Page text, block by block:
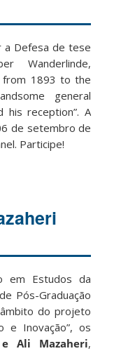
a Defesa de tese
Wanderlinde,
from 1893 to the
general
his reception”. A
de setembro de
Participe!
em Estudos da
Pós-Graduação
do projeto
e Inovação”, os
Ali Mazaheri,